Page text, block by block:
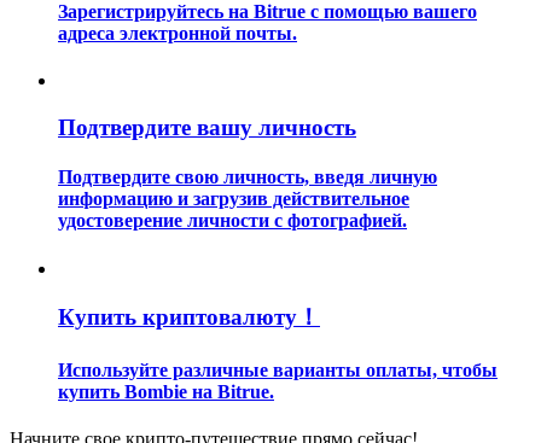
Руководство для начинающих по фьючерсам
Торговые стратегии
Зарегистрируйтесь на Bitrue с помощью вашего
адреса электронной почты.
Подтвердите вашу личность
Подтвердите свою личность, введя личную
информацию и загрузив действительное
удостоверение личности с фотографией.
Купить криптовалюту！
Используйте различные варианты оплаты, чтобы
купить Bombie на Bitrue.
Начните свое крипто-путешествие прямо сейчас!